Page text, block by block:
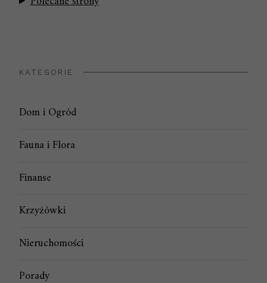
KATEGORIE
Dom i Ogród
Fauna i Flora
Finanse
Krzyżówki
Nieruchomości
Porady